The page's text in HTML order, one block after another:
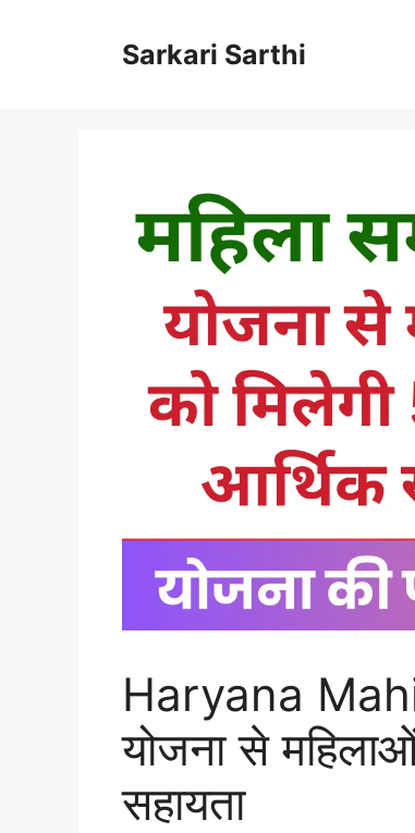
Sarkari Sarthi
Haryana
योजना से
सहायता